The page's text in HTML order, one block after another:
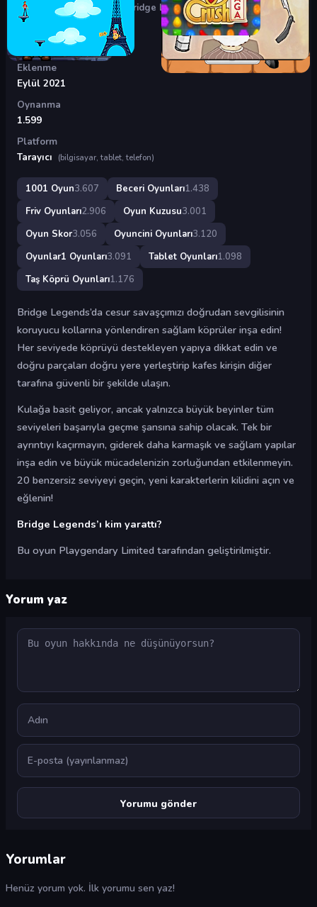
Oyunlar Beceri Oyunları Bridge Legends
Bridge Legends
Eklenme
Eylül 2021
Oynanma
1.599
Platform
Tarayıcı
(bilgisayar, tablet, telefon)
1001 Oyun3.607 Beceri Oyunları1.438
Friv Oyunları2.906 Oyun Kuzusu3.001
Oyun Skor3.056 Oyuncini Oyunları3.120
Oyunlar1 Oyunları3.091 Tablet Oyunları1.098
Taş Köprü Oyunları1.176
Bridge Legends’da cesur savaşçımızı doğrudan sevgilisinin
koruyucu kollarına yönlendiren sağlam köprüler inşa edin!
Her seviyede köprüyü destekleyen yapıya dikkat edin ve
doğru parçaları doğru yere yerleştirip kafes kirişin diğer
tarafına güvenli bir şekilde ulaşın.
Kulağa basit geliyor, ancak yalnızca büyük beyinler tüm
seviyeleri başarıyla geçme şansına sahip olacak. Tek bir
ayrıntıyı kaçırmayın, giderek daha karmaşık ve sağlam yapılar
inşa edin ve büyük mücadelenizin zorluğundan etkilenmeyin.
20 benzersiz seviyeyi geçin, yeni karakterlerin kilidini açın ve
eğlenin!
Bridge Legends’ı kim yarattı?
Bu oyun Playgendary Limited tarafından geliştirilmiştir.
Yorum yaz
Yorum
Ad
E-posta
Yorumlar
Henüz yorum yok. İlk yorumu sen yaz!